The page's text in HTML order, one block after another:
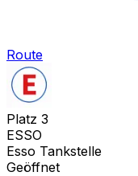
Route
Platz 3
ESSO
Esso Tankstelle
Geöffnet